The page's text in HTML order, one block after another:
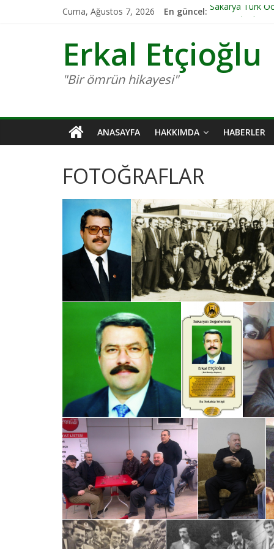
Cuma, Ağustos 7, 2026 En güncel: Sakarya Türk
Sakarya Ülkü
Erkal Etçioğlu
"Bir ömrün hikayesi"
ANASAYFA HAKKIMDA HABERLER
FOTOĞRAFLAR